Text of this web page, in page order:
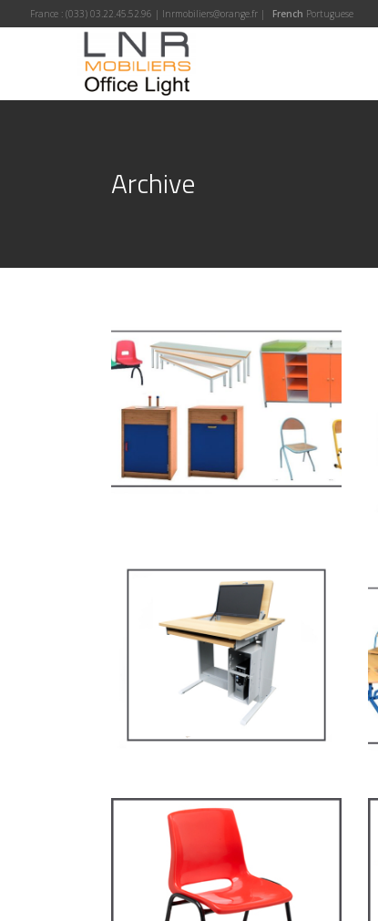
France : (033) 03.22.45.52.96 | lnrmobiliers@orange.fr | French Portuguese
Archive
Equipement crèche et
maternelle
MOBILIER SCOLAIRE
Mobilier multimédia
MOBILIER SCOLAIRE
ST119 – Rick – Chaise
Primaire, collège et
secondaire
CHAISES ET BANCS